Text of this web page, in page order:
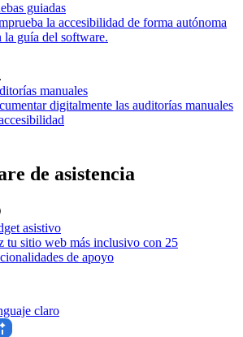
guiadas
la accesibilidad de forma autónoma
la guía del software.
manuales
digitalmente las auditorías manuales
de asistencia
asistivo
tu sitio web más inclusivo con 25
de apoyo
claro